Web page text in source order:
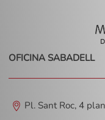
OFICINA SABADELL
Pl. Sant Roc, 4